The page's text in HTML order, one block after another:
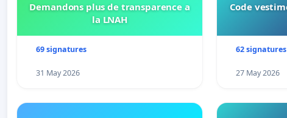
Demandons plus de transparence a
la LNAH
69 signatures
31 May 2026
Code
62 signatures
27 May 2026